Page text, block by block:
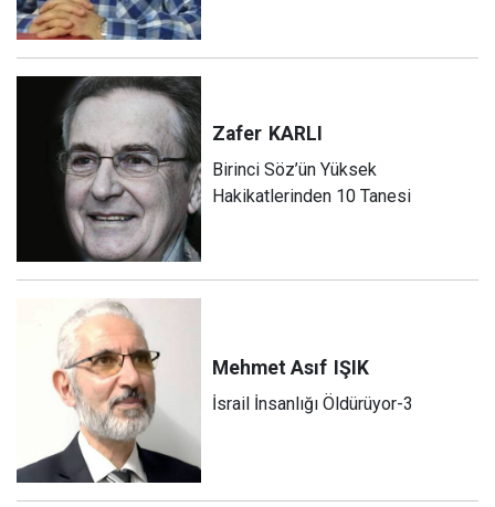
Zafer KARLI
Birinci Söz’ün Yüksek
Hakikatlerinden 10 Tanesi
Mehmet Asıf IŞIK
İsrail İnsanlığı Öldürüyor-3